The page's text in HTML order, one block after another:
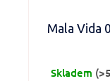
Mala Vida
Skladem